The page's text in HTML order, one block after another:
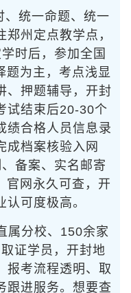
、统一命题、统一
州定点教学点，
时后，参加全国
题为主，考点浅显
、押题辅导，开封
试结束后20-30个
绩合格人员信息录
成档案核验入网
备案、实名邮寄
官网永久可查，开
可度极高。
属分校、150余家
证学员，开封地
报考流程透明、取
跟进服务。想要查